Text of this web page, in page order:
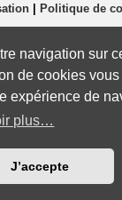
navigation sur
de cookies
expérience de
plus…
J’accepte
| Politique de
du forum
Software © phpBB